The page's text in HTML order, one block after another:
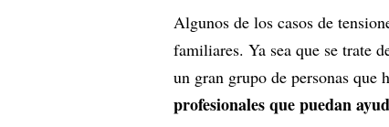
Algunos de los casos de
familiares. Ya sea que se trate
un gran grupo de personas que
profesionales que puedan